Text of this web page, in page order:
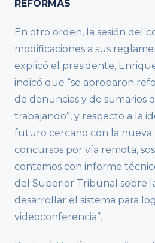
REFORMAS
En otro orden, la sesión del
modificaciones a sus
explicó el presidente,
indicó que “se aprobaron
de denuncias y de sumarios
trabajando”, y respecto a la
futuro cercano con la nueva
concursos por vía remota,
contamos con informe
del Superior Tribunal sobre
desarrollar el sistema para
videoconferencia”.